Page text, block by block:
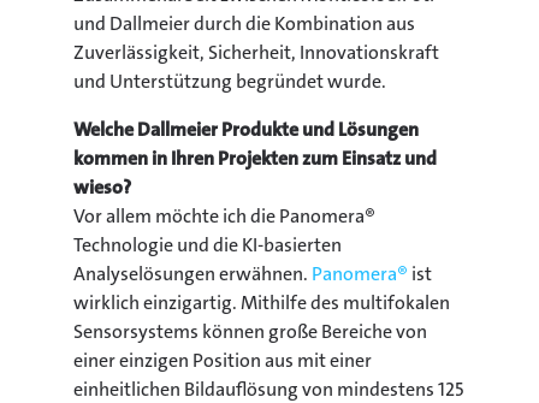
und Dallmeier durch die Kombination aus
Zuverlässigkeit, Sicherheit, Innovationskraft
und Unterstützung begründet wurde.
Welche Dallmeier Produkte und Lösungen
kommen in Ihren Projekten zum Einsatz und
wieso?
Vor allem möchte ich die Panomera®
Technologie und die KI-basierten
Analyselösungen erwähnen. Panomera® ist
wirklich einzigartig. Mithilfe des multifokalen
Sensorsystems können große Bereiche von
einer einzigen Position aus mit einer
einheitlichen Bildauflösung von mindestens 125